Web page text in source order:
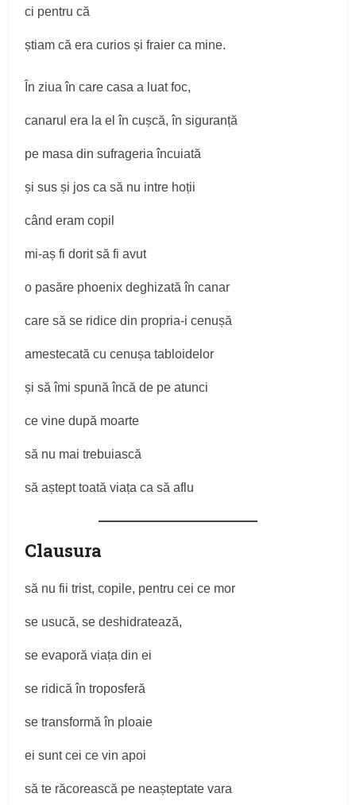
ci pentru că
știam că era curios și fraier ca mine.
În ziua în care casa a luat foc,
canarul era la el în cușcă, în siguranță
pe masa din sufrageria încuiată
și sus și jos ca să nu intre hoții
când eram copil
mi-aș fi dorit să fi avut
o pasăre phoenix deghizată în canar
care să se ridice din propria-i cenușă
amestecată cu cenușa tabloidelor
și să îmi spună încă de pe atunci
ce vine după moarte
să nu mai trebuiască
să aștept toată viața ca să aflu
Clausura
să nu fii trist, copile, pentru cei ce mor
se usucă, se deshidratează,
se evaporă viața din ei
se ridică în troposferă
se transformă în ploaie
ei sunt cei ce vin apoi
să te răcorească pe neașteptate vara